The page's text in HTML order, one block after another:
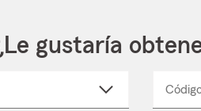
gustaría